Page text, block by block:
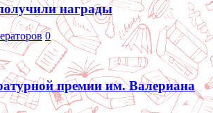
награды
0
премии им. Валериана